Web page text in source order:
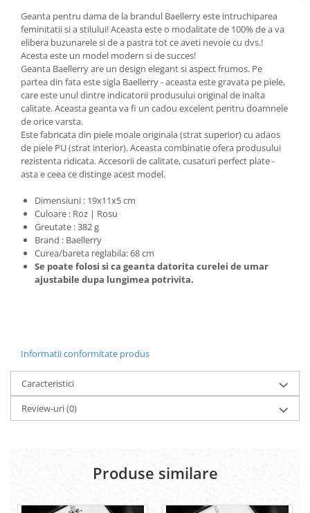
Geanta pentru dama de la brandul Baellerry este intruchiparea
feminitatii si a stilului! Aceasta este o modalitate de 100% de a va
elibera buzunarele si de a pastra tot ce aveti nevoie cu dvs.!
Acesta este un model modern si de succes!
Geanta Baellerry are un design elegant si aspect frumos. Pe
partea din fata este sigla Baellerry - aceasta este gravata pe piele,
care este unul dintre indicatorii produsului original de inalta
calitate. Aceasta geanta va fi un cadou excelent pentru doamnele
de orice varsta.
Este fabricata din piele moale originala (strat superior) cu adaos
de piele PU (strat interior). Aceasta combinatie ofera produsului
rezistenta ridicata. Accesorii de calitate, cusaturi perfect plate -
asta e ceea ce distinge acest model.
Dimensiuni : 19x11x5 cm
Culoare : Roz | Rosu
Greutate : 382 g
Brand : Baellerry
Curea/bareta reglabila: 68 cm
Se poate folosi si ca geanta datorita curelei de umar
ajustabile dupa lungimea potrivita.
Informatii conformitate produs
Caracteristici
Review-uri(0)
Produse similare